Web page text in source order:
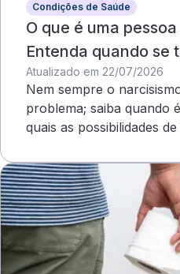
Condições de Saúde
O que é uma
Entenda quando se
Atualizado em 22/07/2026
Nem sempre o
problema; saiba quando
quais as possibilidades